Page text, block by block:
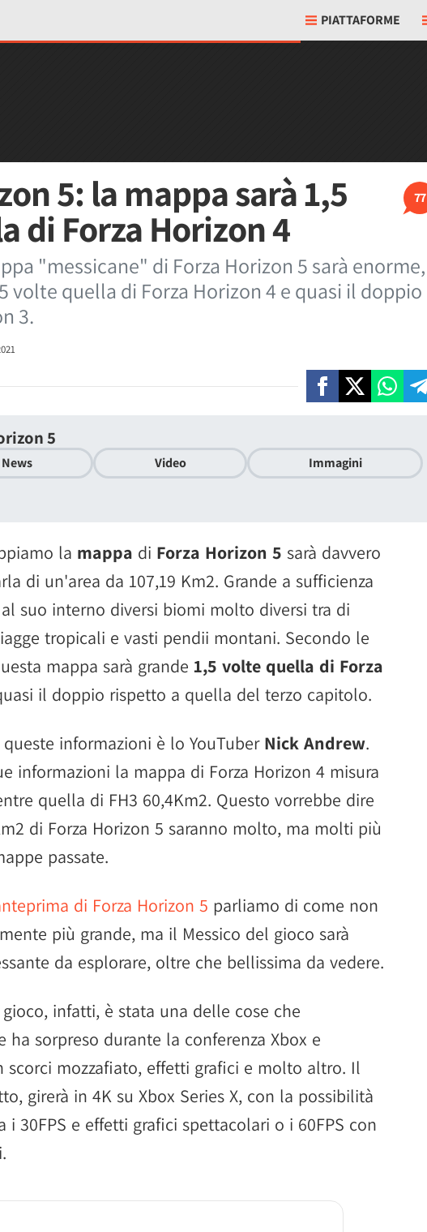
PIATTAFORME
77
5: la mappa sarà 1,5
di Forza Horizon 4
"messicane" di Forza Horizon 5 sarà enorme,
volte quella di Forza Horizon 4 e quasi il doppio
3.
5
News Video Immagini
la mappa di Forza Horizon 5 sarà davvero
di un'area da 107,19 Km2. Grande a sufficienza
suo interno diversi biomi molto diversi tra di
tropicali e vasti pendii montani. Secondo le
mappa sarà grande 1,5 volte quella di Forza
il doppio rispetto a quella del terzo capitolo.
informazioni è lo YouTuber Nick Andrew.
informazioni la mappa di Forza Horizon 4 misura
quella di FH3 60,4Km2. Questo vorrebbe dire
di Forza Horizon 5 saranno molto, ma molti più
passate.
di Forza Horizon 5 parliamo di come non
più grande, ma il Messico del gioco sarà
da esplorare, oltre che bellissima da vedere.
infatti, è stata una delle cose che
ha sorpreso durante la conferenza Xbox e
scorci mozzafiato, effetti grafici e molto altro. Il
girerà in 4K su Xbox Series X, con la possibilità
i 30FPS e effetti grafici spettacolari o i 60FPS con